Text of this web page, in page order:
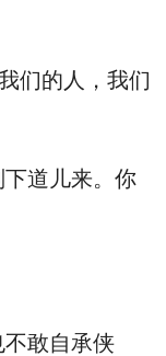
们的人，我们
道儿来。你
敢自承侠